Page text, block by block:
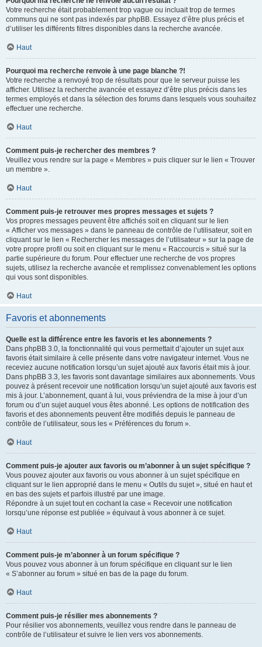
Votre recherche était probablement trop vague ou incluait trop de termes
communs qui ne sont pas indexés par phpBB. Essayez d’être plus précis et
d’utiliser les différents filtres disponibles dans la recherche avancée.
Haut
Pourquoi ma recherche renvoie à une page blanche ?!
Votre recherche a renvoyé trop de résultats pour que le serveur puisse les
afficher. Utilisez la recherche avancée et essayez d’être plus précis dans les
termes employés et dans la sélection des forums dans lesquels vous souhaitez
effectuer une recherche.
Haut
Comment puis-je rechercher des membres ?
Veuillez vous rendre sur la page « Membres » puis cliquer sur le lien « Trouver
un membre ».
Haut
Comment puis-je retrouver mes propres messages et sujets ?
Vos propres messages peuvent être affichés soit en cliquant sur le lien
« Afficher vos messages » dans le panneau de contrôle de l’utilisateur, soit en
cliquant sur le lien « Rechercher les messages de l’utilisateur » sur la page de
votre propre profil ou soit en cliquant sur le menu « Raccourcis » situé sur la
partie supérieure du forum. Pour effectuer une recherche de vos propres
sujets, utilisez la recherche avancée et remplissez convenablement les options
qui vous sont disponibles.
Haut
Favoris et abonnements
Quelle est la différence entre les favoris et les abonnements ?
Dans phpBB 3.0, la fonctionnalité qui vous permettait d’ajouter un sujet aux
favoris était similaire à celle présente dans votre navigateur internet. Vous ne
receviez aucune notification lorsqu’un sujet ajouté aux favoris était mis à jour.
Dans phpBB 3.3, les favoris sont davantage similaires aux abonnements. Vous
pouvez à présent recevoir une notification lorsqu’un sujet ajouté aux favoris est
mis à jour. L’abonnement, quant à lui, vous préviendra de la mise à jour d’un
forum ou d’un sujet auquel vous êtes abonné. Les options de notification des
favoris et des abonnements peuvent être modifiés depuis le panneau de
contrôle de l’utilisateur, sous les « Préférences du forum ».
Haut
Comment puis-je ajouter aux favoris ou m’abonner à un sujet spécifique ?
Vous pouvez ajouter aux favoris ou vous abonner à un sujet spécifique en
cliquant sur le lien approprié dans le menu « Outils du sujet », situé en haut et
en bas des sujets et parfois illustré par une image.
Répondre à un sujet tout en cochant la case « Recevoir une notification
lorsqu’une réponse est publiée » équivaut à vous abonner à ce sujet.
Haut
Comment puis-je m’abonner à un forum spécifique ?
Vous pouvez vous abonner à un forum spécifique en cliquant sur le lien
« S’abonner au forum » situé en bas de la page du forum.
Haut
Comment puis-je résilier mes abonnements ?
Pour résilier vos abonnements, veuillez vous rendre dans le panneau de
contrôle de l’utilisateur et suivre le lien vers vos abonnements.